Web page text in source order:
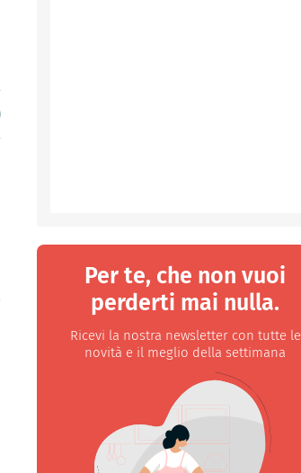
Per te, che non vuoi
perderti mai nulla.
Ricevi la nostra newsletter con tutte le
novità e il meglio della settimana